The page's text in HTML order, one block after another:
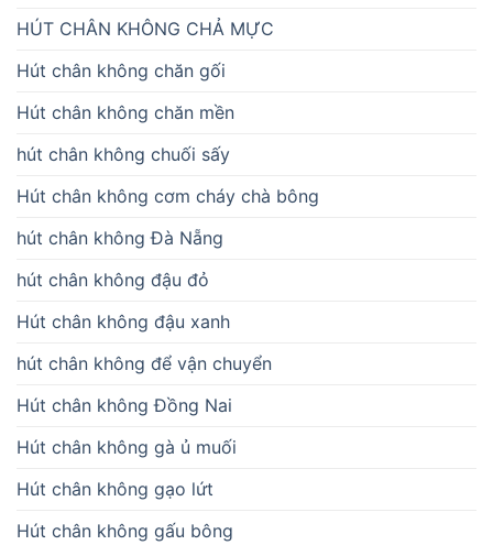
HÚT CHÂN KHÔNG CHẢ MỰC
Hút chân không chăn gối
Hút chân không chăn mền
hút chân không chuối sấy
Hút chân không cơm cháy chà bông
hút chân không Đà Nẵng
hút chân không đậu đỏ
Hút chân không đậu xanh
hút chân không để vận chuyển
Hút chân không Đồng Nai
Hút chân không gà ủ muối
Hút chân không gạo lứt
Hút chân không gấu bông